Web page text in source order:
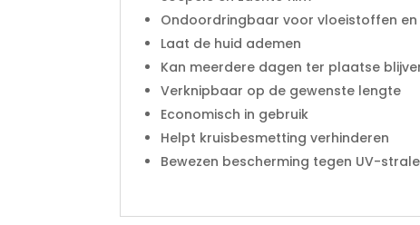
Ondoordringbaar voor vloeistoffen
Laat de huid ademen
Kan meerdere dagen ter plaatse
Verknipbaar op de gewenste lengte
Economisch in gebruik
Helpt kruisbesmetting verhinderen
Bewezen bescherming tegen UV-